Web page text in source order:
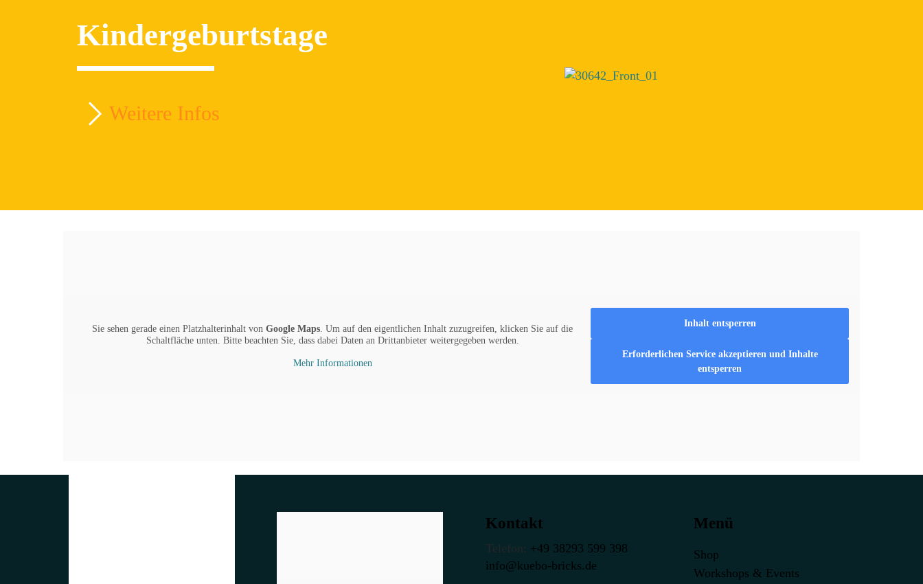
Kindergeburtstage
Weitere Infos
Sie sehen gerade einen Platzhalterinhalt von Google Maps. Um auf den eigentlichen Inhalt zuzugreifen, klicken Sie auf die
Schaltfläche unten. Bitte beachten Sie, dass dabei Daten an Drittanbieter weitergegeben werden.
Mehr Informationen
Inhalt entsperren
Erforderlichen Service akzeptieren und Inhalte
entsperren
Kontakt
Telefon: +49 38293 599 398
info@kuebo-bricks.de
Menü
Shop
Workshops & Events